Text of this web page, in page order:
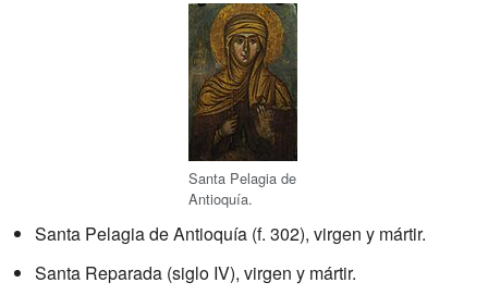
Santa Pelagia de
Antioquía.
Santa Pelagia de Antioquía (f. 302), virgen y mártir.
Santa Reparada (siglo IV), virgen y mártir.